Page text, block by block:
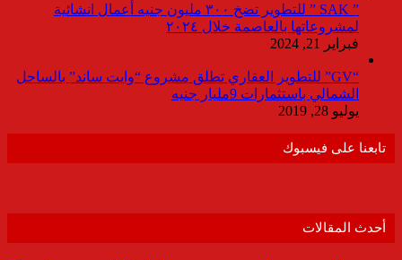
” SAK ” للتطوير تضخ ٣٠٠ مليون جنيه أعمال انشائية
لمشروعاتها بالعاصمة خلال ٢٠٢٤
فبراير 21, 2024
“GV” للتطوير العقاري تطلق مشروع “وايت ساند” بالساحل
الشمالي باستثمارات 9مليار جنيه
يوليو 28, 2019
تابعنا على فيسبوك
أحدث المقالات